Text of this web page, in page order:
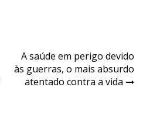
A saúde em perigo devido
às guerras, o mais absurdo
atentado contra a vida